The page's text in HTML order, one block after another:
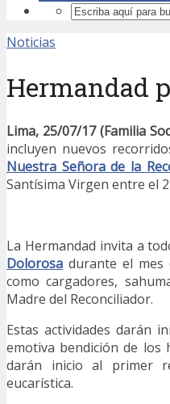
Noticias
Hermandad
Lima, 25/07/17 (Familia
incluyen nuevos
Nuestra Señora de la
Santísima Virgen entre el
La Hermandad invita a
Dolorosa durante el
como cargadores,
Madre del Reconciliador.
Estas actividades darán
emotiva bendición de los
darán inicio al primer
eucarística.